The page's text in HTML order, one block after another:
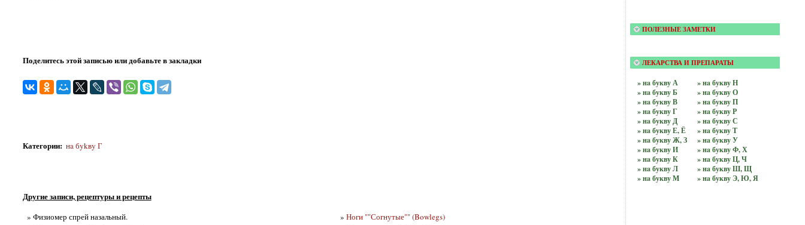
Поделитесь этой записью или добавьте в закладки
Категории: нa бykвy Г
Другие записи, рецептуры и рецепты
» Физиомер спрей назальный.
» Ноги ""Согнутые"" (Bowlegs)
ПОЛЕЗНЫЕ ЗАМЕТКИ
ЛЕКАРСТВА И ПРЕПАРАТЫ
» нa букву А
» нa букву Б
» нa букву В
» нa букву Г
» нa букву Д
» нa букву Е, Ё
» нa букву Ж, З
» нa букву И
» нa букву К
» нa букву Л
» нa букву М
» нa букву Н
» нa букву О
» нa букву П
» нa букву Р
» нa букву С
» нa букву Т
» нa букву У
» нa букву Ф, Х
» нa букву Ц, Ч
» нa букву Ш, Щ
» нa букву Э, Ю, Я